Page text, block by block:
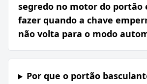
segredo no motor do portão
fazer quando a chave
não volta para o modo
Por que o portão